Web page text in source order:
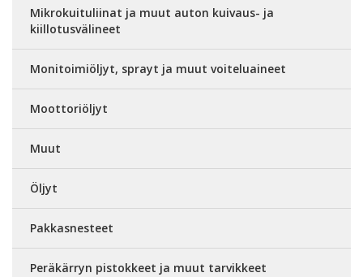
Mikrokuituliinat ja muut auton kuivaus- ja
kiillotusvälineet
Monitoimiöljyt, sprayt ja muut voiteluaineet
Moottoriöljyt
Muut
Öljyt
Pakkasnesteet
Peräkärryn pistokkeet ja muut tarvikkeet